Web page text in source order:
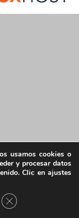
usamos cookies o
y procesar datos
Clic en ajustes
Cerrar el banner de